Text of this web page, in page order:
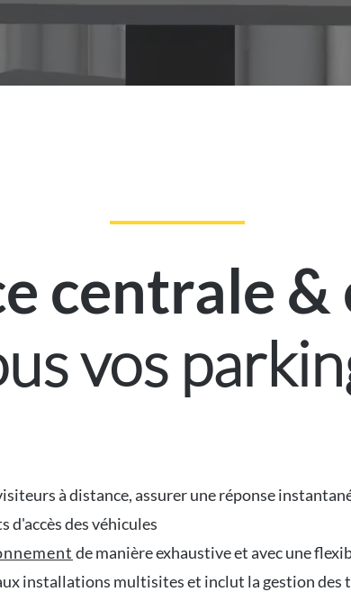
centrale
vos
à distance, assurer une réponse
des véhicules
de manière exhaustive et avec une
installations multisites et inclut la gestion des